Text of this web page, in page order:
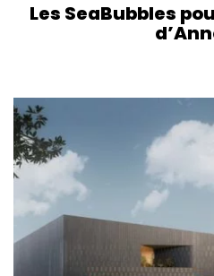
Les SeaBubbles